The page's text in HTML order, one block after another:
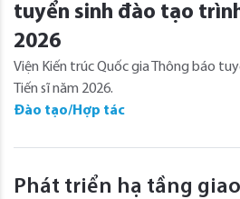
tuyển sinh đào tạo
2026
Viện Kiến trúc Quốc gia Thông báo
Tiến sĩ năm 2026.
Đào tạo/Hợp tác
Phát triển hạ tầng